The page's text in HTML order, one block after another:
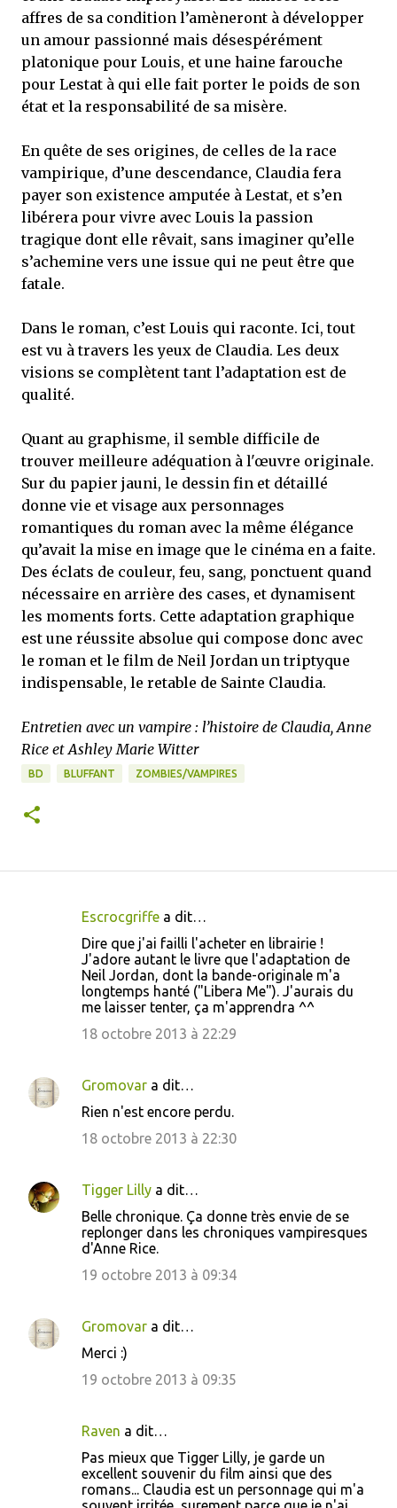
affres de sa condition l’amèneront à développer
un amour passionné mais désespérément
platonique pour Louis, et une haine farouche
pour Lestat à qui elle fait porter le poids de son
état et la responsabilité de sa misère.
En quête de ses origines, de celles de la race
vampirique, d’une descendance, Claudia fera
payer son existence amputée à Lestat, et s’en
libérera pour vivre avec Louis la passion
tragique dont elle rêvait, sans imaginer qu’elle
s’achemine vers une issue qui ne peut être que
fatale.
Dans le roman, c’est Louis qui raconte. Ici, tout
est vu à travers les yeux de Claudia. Les deux
visions se complètent tant l’adaptation est de
qualité.
Quant au graphisme, il semble difficile de
trouver meilleure adéquation à l'œuvre originale.
Sur du papier jauni, le dessin fin et détaillé
donne vie et visage aux personnages
romantiques du roman avec la même élégance
qu’avait la mise en image que le cinéma en a faite.
Des éclats de couleur, feu, sang, ponctuent quand
nécessaire en arrière des cases, et dynamisent
les moments forts. Cette adaptation graphique
est une réussite absolue qui compose donc avec
le roman et le film de Neil Jordan un triptyque
indispensable, le retable de Sainte Claudia.
Entretien avec un vampire : l’histoire de Claudia, Anne
Rice et Ashley Marie Witter
BD BLUFFANT ZOMBIES/VAMPIRES
t
a
s
Escrocgriffe a dit…
Dire que j'ai failli l'acheter en librairie !
J'adore autant le livre que l'adaptation de
Neil Jordan, dont la bande-originale m'a
longtemps hanté ("Libera Me"). J'aurais du
me laisser tenter, ça m'apprendra ^^
18 octobre 2013 à 22:29
Gromovar a dit…
Rien n'est encore perdu.
18 octobre 2013 à 22:30
Tigger Lilly a dit…
Belle chronique. Ça donne très envie de se
replonger dans les chroniques vampiresques
d'Anne Rice.
19 octobre 2013 à 09:34
Gromovar a dit…
Merci :)
19 octobre 2013 à 09:35
Raven a dit…
Pas mieux que Tigger Lilly, je garde un
excellent souvenir du film ainsi que des
romans... Claudia est un personnage qui m'a